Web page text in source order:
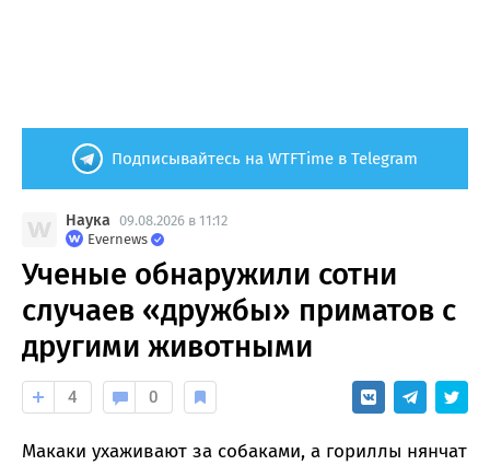
Подписывайтесь на WTFTime в Telegram
Наука 09.08.2026 в 11:12
Evernews
Ученые обнаружили сотни
случаев «дружбы» приматов с
другими животными
4 0
Макаки ухаживают за собаками, а гориллы нянчат